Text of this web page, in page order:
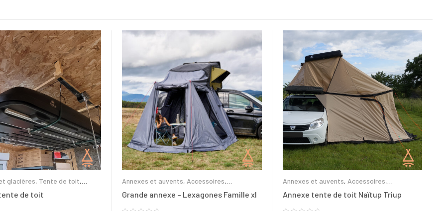
glacières, Tente de toit,
de toit
Annexes et auvents, Accessoires,
Grande annexe – Lexagones Famille xl
Annexes et auvents, Accessoires,
Annexe tente de toit Naïtup Triup